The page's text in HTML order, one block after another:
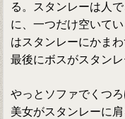
る。スタンレーは人
に、一つだけ空いて
はスタンレーにかま
最後にボスがスタン
やっとソファでくつ
美女がスタンレーに